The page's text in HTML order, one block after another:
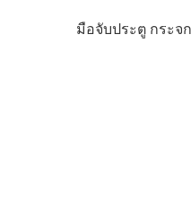
มือจับประตู กระจก